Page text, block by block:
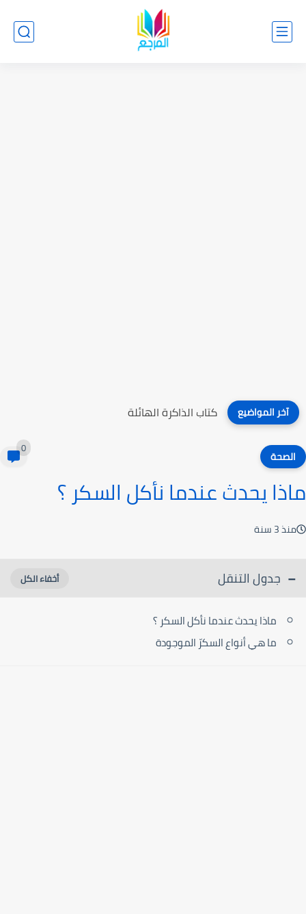
آخر المواضيع كتاب تعديل السلوك الصفي
الصحة 0
ماذا يحدث عندما نأكل السكر ؟
منذ 3 سنة
جدول التنقل
ماذا يحدث عندما نأكل السكر ؟
ما هي أنواع السكرّ الموجودة